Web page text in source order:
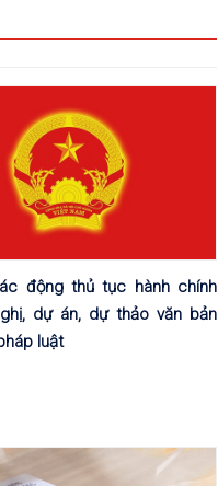
động thủ tục hành chính
dự án, dự thảo văn bản
luật